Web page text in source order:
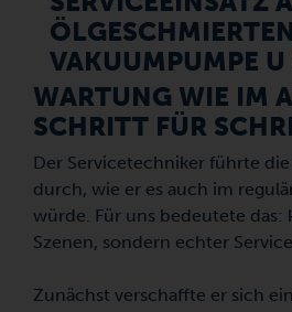
WARTUNG WIE IM
SCHRITT FÜR
Der Servicetechniker führte
durch, wie er es auch im
würde. Für uns bedeutete das:
Szenen, sondern echter
Zunächst verschaffte er sich